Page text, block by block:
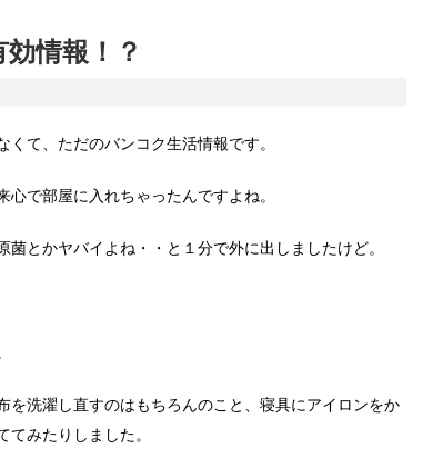
情報！？
て、ただのバンコク生活情報です。
で部屋に入れちゃったんですよね。
とかヤバイよね・・と１分で外に出しましたけど。
を洗濯し直すのはもちろんのこと、寝具にアイロンをか
みたりしました。